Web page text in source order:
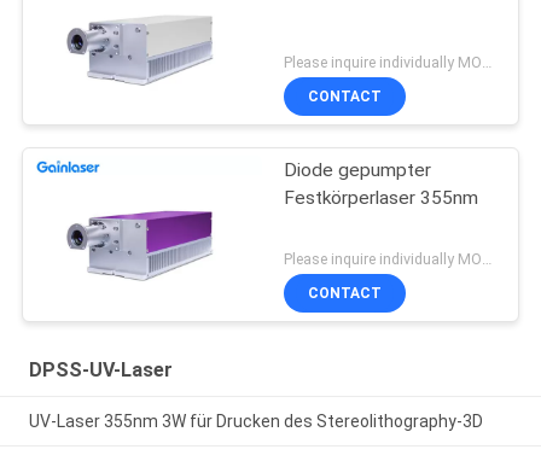
Please inquire individually MOQ:1
CONTACT
Diode gepumpter
Festkörperlaser 355nm
Please inquire individually MOQ:1
CONTACT
DPSS-UV-Laser
UV-Laser 355nm 3W für Drucken des Stereolithography-3D